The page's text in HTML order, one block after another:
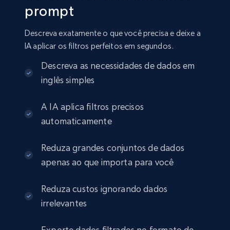
Seller id, URL, Seller name, Description, Detailed
info, Stars, Feedbacks, Return policy, and more.
eCommerce
eBay
Seller reviews, Breadcrumbs, Root category, and
more.
eCommerce
prompt
Descreva exatamente o que você precisa e deixe a
IA aplicar os filtros perfeitos em segundos.
Descreva as necessidades de dados em
inglês simples
A IA aplica filtros precisos
automaticamente
Reduza grandes conjuntos de dados
apenas ao que importa para você
Reduza custos ignorando dados
irrelevantes